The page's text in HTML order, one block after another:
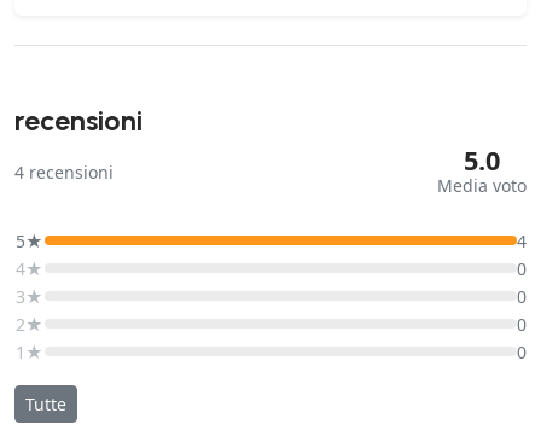
recensioni
4 recensioni 5.0
Media voto
5★
4
4★
0
3★
0
2★
0
1★
0
Tutte